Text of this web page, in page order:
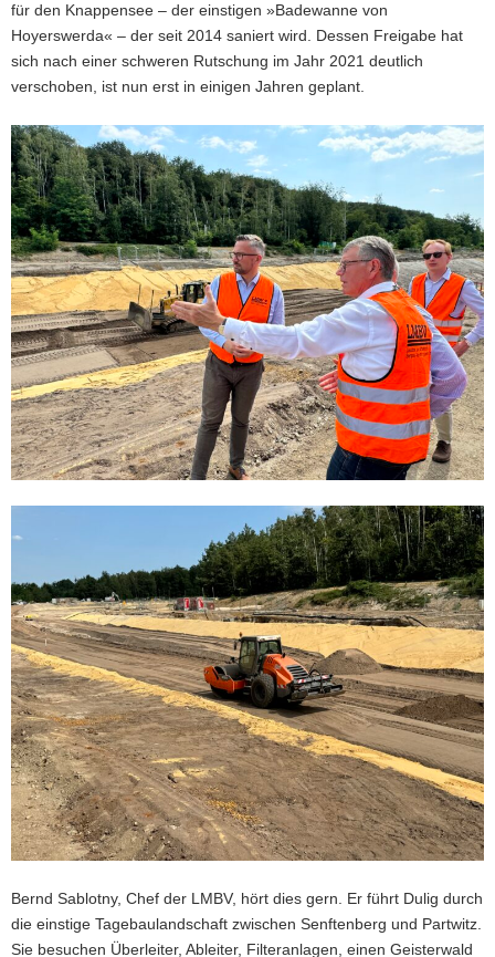
für den Knappensee – der einstigen »Badewanne von
Hoyerswerda« – der seit 2014 saniert wird. Dessen Freigabe hat
sich nach einer schweren Rutschung im Jahr 2021 deutlich
verschoben, ist nun erst in einigen Jahren geplant.
Bernd Sablotny, Chef der LMBV, hört dies gern. Er führt Dulig durch
die einstige Tagebaulandschaft zwischen Senftenberg und Partwitz.
Sie besuchen Überleiter, Ableiter, Filteranlagen, einen Geisterwald